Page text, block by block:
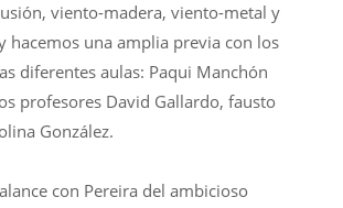
viento-madera, viento-metal y
hacemos una amplia previa con los
diferentes aulas: Paqui Manchón
profesores David Gallardo, fausto
González.
con Pereira del ambicioso